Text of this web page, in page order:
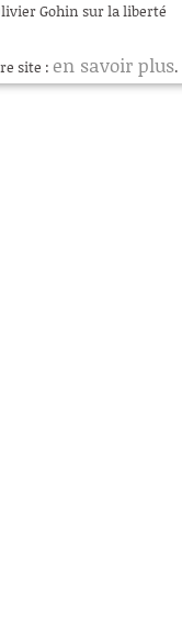
Gohin sur la liberté
site : en savoir plus.